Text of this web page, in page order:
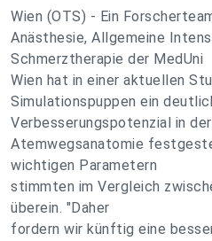
Wien (OTS) - Ein
Anästhesie, Allgemeine
Schmerztherapie der MedUni
Wien hat in einer aktuellen
Simulationspuppen ein
Verbesserungspotenzial in der
Atemwegsanatomie
wichtigen Parametern
stimmten im Vergleich
überein. "Daher
fordern wir künftig eine